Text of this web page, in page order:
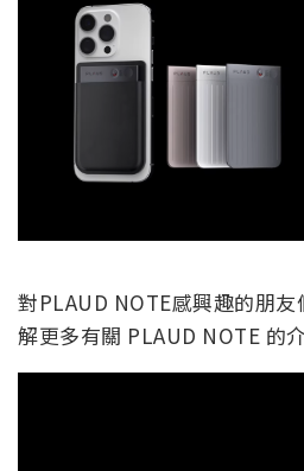
對PLAUD NOTE感興趣的朋
解更多有關 PLAUD NOTE 的